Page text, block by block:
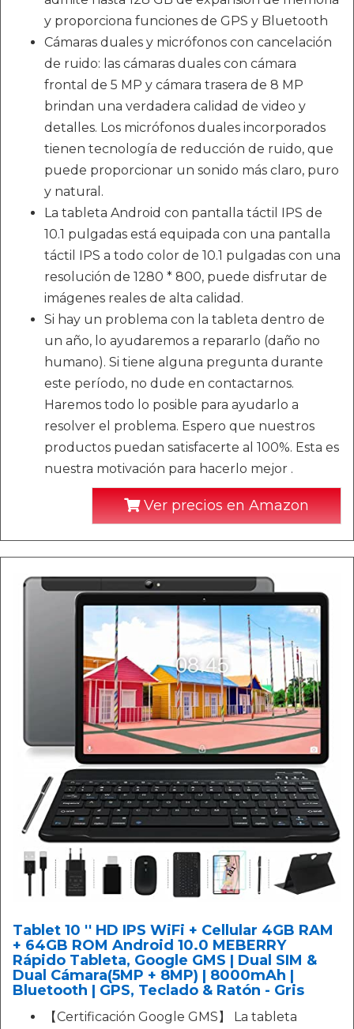
y proporciona funciones de GPS y Bluetooth
Cámaras duales y micrófonos con cancelación
de ruido: las cámaras duales con cámara
frontal de 5 MP y cámara trasera de 8 MP
brindan una verdadera calidad de video y
detalles. Los micrófonos duales incorporados
tienen tecnología de reducción de ruido, que
puede proporcionar un sonido más claro, puro
y natural.
La tableta Android con pantalla táctil IPS de
10.1 pulgadas está equipada con una pantalla
táctil IPS a todo color de 10.1 pulgadas con una
resolución de 1280 * 800, puede disfrutar de
imágenes reales de alta calidad.
Si hay un problema con la tableta dentro de
un año, lo ayudaremos a repararlo (daño no
humano). Si tiene alguna pregunta durante
este período, no dude en contactarnos.
Haremos todo lo posible para ayudarlo a
resolver el problema. Espero que nuestros
productos puedan satisfacerte al 100%. Esta es
nuestra motivación para hacerlo mejor .
Ver precios en Amazon
Tablet 10 '' HD IPS WiFi + Cellular 4GB RAM
+ 64GB ROM Android 10.0 MEBERRY
Rápido Tableta, Google GMS | Dual SIM &
Dual Cámara(5MP + 8MP) | 8000mAh |
Bluetooth | GPS, Teclado & Ratón - Gris
【Certificación Google GMS】 La tableta